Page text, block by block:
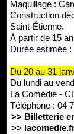
Maquillage :
Construction
Saint-Étienne.
À partir de 15
Durée estimée :
Du 20 au 31
Du lundi au
La Comédie -
Téléphone : 04
>> Billetterie
>>